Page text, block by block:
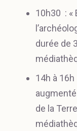
10h30 : «
durée de
14h à
de la